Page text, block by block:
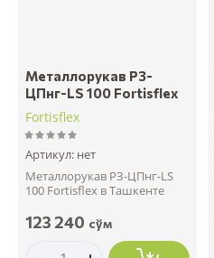
Металлорукав РЗ-
ЦПнг-LS 100 Fortisflex
Fortisflex
Артикул: нет
Металлорукав РЗ-ЦПнг-LS
100 Fortisflex в Ташкенте
123 240 сўм